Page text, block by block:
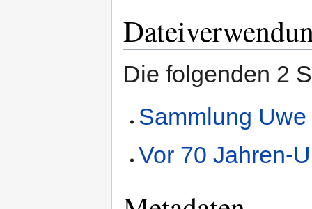
Die folgenden 2
Sammlung
Vor 70 Jahren-